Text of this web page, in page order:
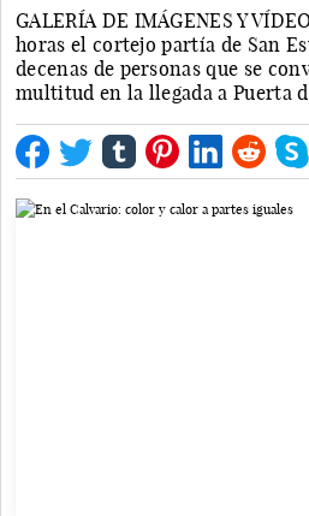
GALERÍA DE IMÁGENES Y
horas el cortejo partía de San
decenas de personas que se
multitud en la llegada a Puerta